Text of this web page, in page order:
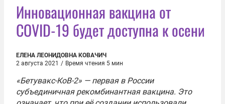
Инновационная вакцина от
COVID-19 будет доступна к осени
ЕЛЕНА ЛЕОНИДОВНА КОВАЧИЧ
2 августа 2021 / Время чтения 5 мин
«Бетувакс-КоВ-2» — первая в России
субъединичная рекомбинантная вакцина. Это